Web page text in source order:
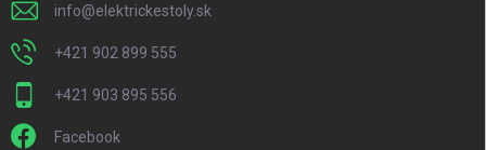
info@elektrickestoly.sk
+421 902 899 555
+421 903 895 556
Facebook